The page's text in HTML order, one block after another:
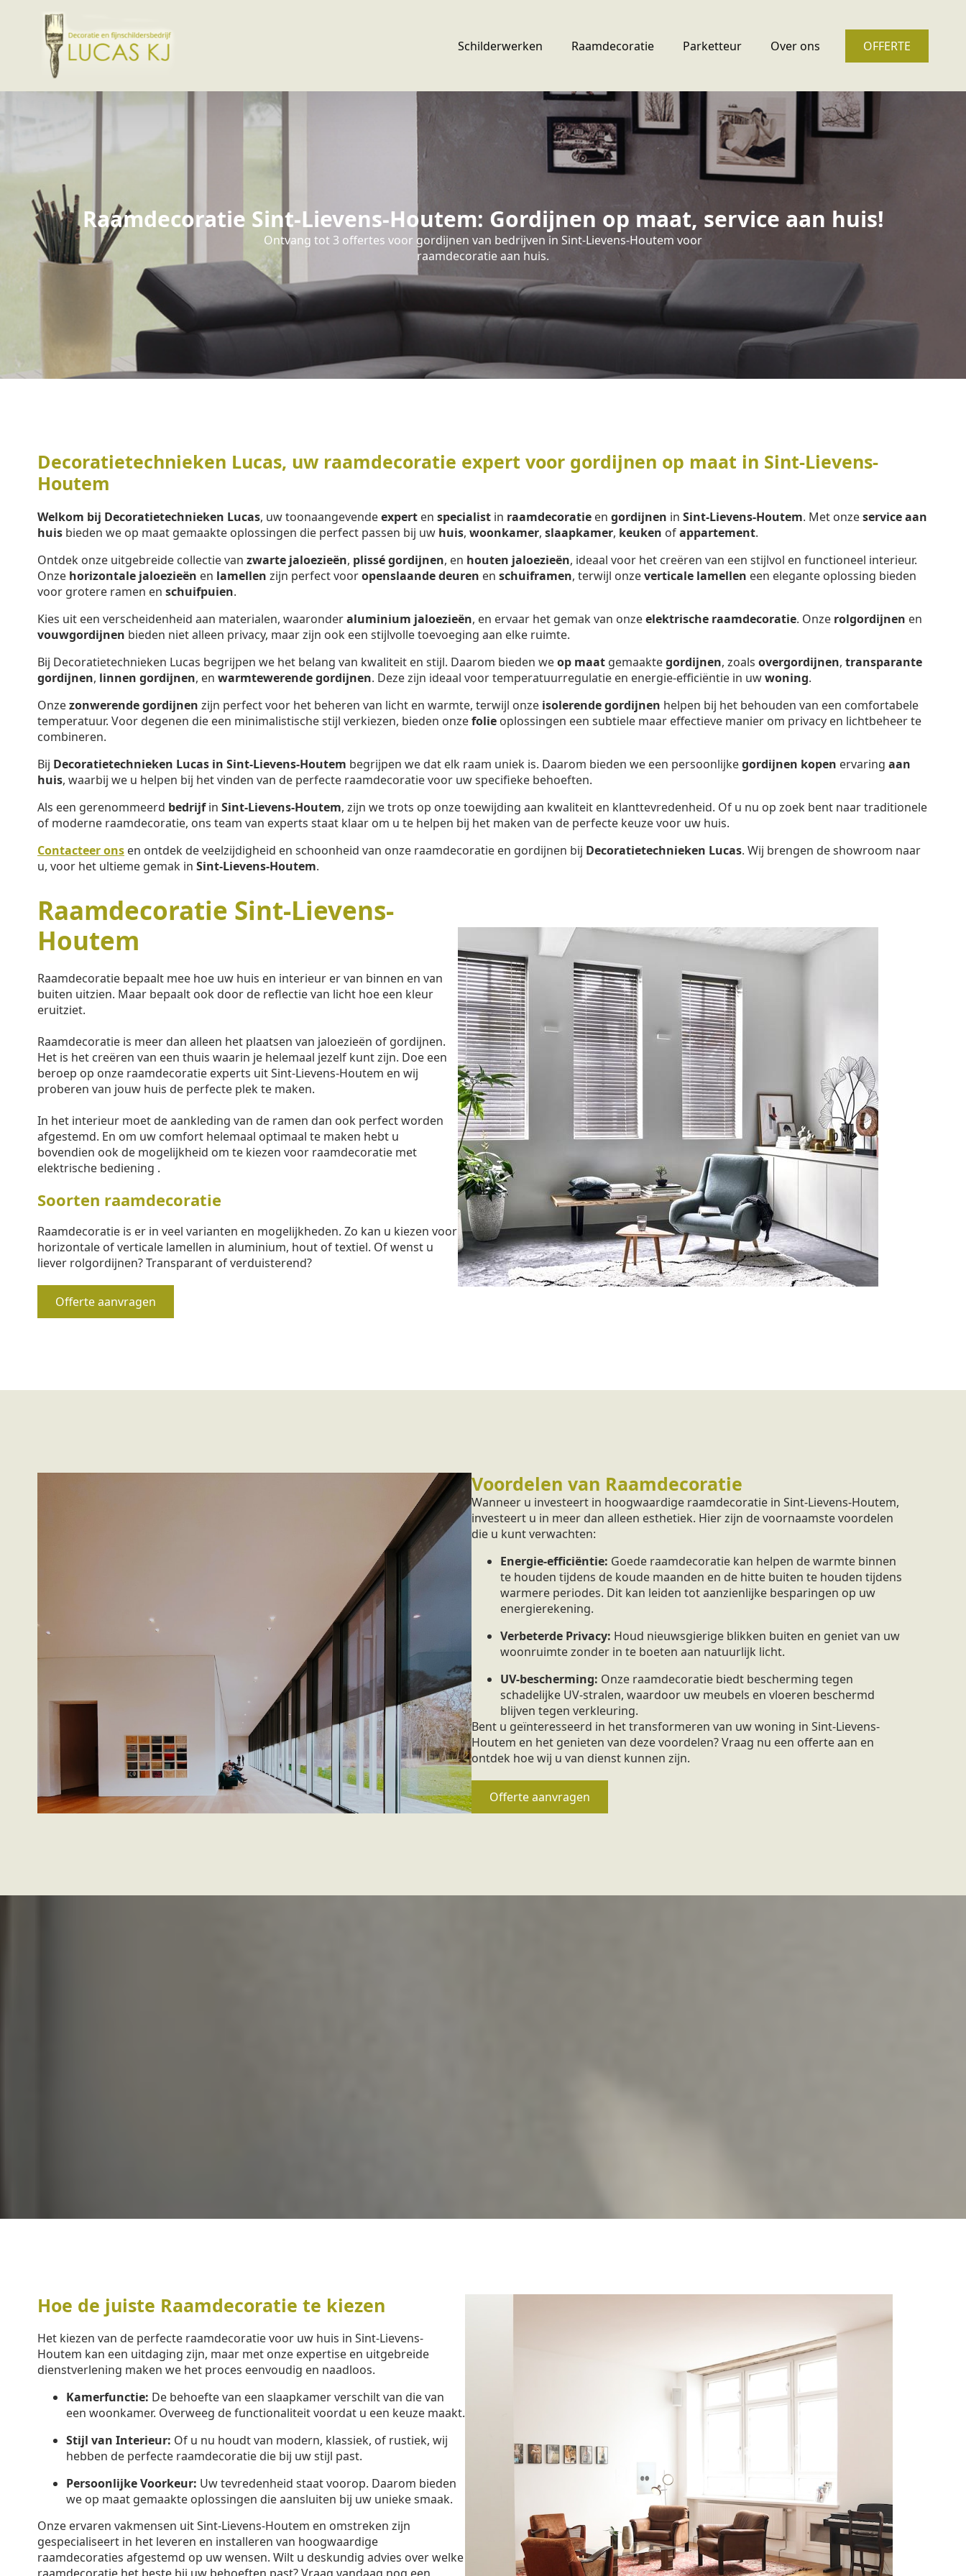
Schilderwerken Raamdecoratie Parketteur Over ons OFFERTE
Raamdecoratie Sint-Lievens-Houtem: Gordijnen op maat, service aan huis!
Ontvang tot 3 offertes voor gordijnen van bedrijven in Sint-Lievens-Houtem voor
raamdecoratie aan huis.
Decoratietechnieken Lucas, uw raamdecoratie expert voor gordijnen op maat in Sint-Lievens-
Houtem
Welkom bij Decoratietechnieken Lucas, uw toonaangevendeexpert en specialist in raamdecoratie en gordijnen in Sint-Lievens-Houtem. Met onzeservice aan
huis bieden we op maat gemaakte oplossingen die perfect passen bij uw huis, woonkamer, slaapkamer, keuken ofappartement.
Ontdek onze uitgebreide collectie van zwarte jaloezieën, plissé gordijnen, en houten jaloezieën, ideaal voor het creëren van een stijlvol en functioneel interieur.
Onze horizontale jaloezieën en lamellen zijn perfect vooropenslaande deuren en schuiframen, terwijl onzeverticale lamellen een elegante oplossing bieden
voor grotere ramen en schuifpuien.
Kies uit een verscheidenheid aan materialen, waaronderaluminium jaloezieën, en ervaar het gemak van onzeelektrische raamdecoratie. Onze rolgordijnen en
vouwgordijnen bieden niet alleen privacy, maar zijn ook een stijlvolle toevoeging aan elke ruimte.
Bij Decoratietechnieken Lucas begrijpen we het belang van kwaliteit en stijl. Daarom bieden weop maat gemaaktegordijnen, zoals overgordijnen, transparante
gordijnen, linnen gordijnen, en warmtewerende gordijnen. Deze zijn ideaal voor temperatuurregulatie en energie-efficiëntie in uwwoning.
Onzezonwerende gordijnen zijn perfect voor het beheren van licht en warmte, terwijl onze isolerende gordijnen helpen bij het behouden van een comfortabele
temperatuur. Voor degenen die een minimalistische stijl verkiezen, bieden onzefolie oplossingen een subtiele maar effectieve manier om privacy en lichtbeheer te
combineren.
Bij Decoratietechnieken Lucas in Sint-Lievens-Houtem begrijpen we dat elk raam uniek is. Daarom bieden we een persoonlijkegordijnen kopen ervaring aan
huis, waarbij we u helpen bij het vinden van de perfecte raamdecoratie voor uw specifieke behoeften.
Als een gerenommeerd bedrijfin Sint-Lievens-Houtem, zijn we trots op onze toewijding aan kwaliteit en klanttevredenheid. Of u nu op zoek bent naar traditionele
of moderne raamdecoratie, ons team van experts staat klaar om u te helpen bij het maken van de perfecte keuze voor uw huis.
Contacteer ons en ontdek de veelzijdigheid en schoonheid van onze raamdecoratie en gordijnen bij Decoratietechnieken Lucas. Wij brengen de showroom naar
u, voor het ultieme gemak in Sint-Lievens-Houtem.
Raamdecoratie Sint-Lievens-
Houtem
Raamdecoratie bepaalt mee hoe uw huis en interieur er van binnen en van
buiten uitzien. Maar bepaalt ook door de reflectie van licht hoe een kleur
eruitziet.
Raamdecoratie is meer dan alleen het plaatsen van jaloezieën of gordijnen.
Het is het creëren van een thuis waarin je helemaal jezelf kunt zijn. Doe een
beroep op onze raamdecoratie experts uit Sint-Lievens-Houtem en wij
proberen van jouw huis de perfecte plek te maken.
In het interieur moet de aankleding van de ramen dan ook perfect worden
afgestemd. En om uw comfort helemaal optimaal te maken hebt u
bovendien ook de mogelijkheid om te kiezen voor raamdecoratie met
elektrische bediening .
Soorten raamdecoratie
Raamdecoratie is er in veel varianten en mogelijkheden. Zo kan u kiezen voor
horizontale of verticale lamellen in aluminium, hout of textiel. Of wenst u
liever rolgordijnen? Transparant of verduisterend?
Offerte aanvragen
Voordelen van Raamdecoratie
Wanneer u investeert in hoogwaardige raamdecoratie in Sint-Lievens-Houtem,
investeert u in meer dan alleen esthetiek. Hier zijn de voornaamste voordelen
die u kunt verwachten:
Energie-efficiëntie: Goede raamdecoratie kan helpen de warmte binnen
te houden tijdens de koude maanden en de hitte buiten te houden tijdens
warmere periodes. Dit kan leiden tot aanzienlijke besparingen op uw
energierekening.
Verbeterde Privacy: Houd nieuwsgierige blikken buiten en geniet van uw
woonruimte zonder in te boeten aan natuurlijk licht.
UV-bescherming: Onze raamdecoratie biedt bescherming tegen
schadelijke UV-stralen, waardoor uw meubels en vloeren beschermd
blijven tegen verkleuring.
Bent u geïnteresseerd in het transformeren van uw woning in Sint-Lievens-
Houtem en het genieten van deze voordelen? Vraag nu een offerte aan en
ontdek hoe wij u van dienst kunnen zijn.
Offerte aanvragen
Hoe de juiste Raamdecoratie te kiezen
Het kiezen van de perfecte raamdecoratie voor uw huis in Sint-Lievens-
Houtem kan een uitdaging zijn, maar met onze expertise en uitgebreide
dienstverlening maken we het proces eenvoudig en naadloos.
Kamerfunctie: De behoefte van een slaapkamer verschilt van die van
een woonkamer. Overweeg de functionaliteit voordat u een keuze maakt.
Stijl van Interieur: Of u nu houdt van modern, klassiek, of rustiek, wij
hebben de perfecte raamdecoratie die bij uw stijl past.
Persoonlijke Voorkeur: Uw tevredenheid staat voorop. Daarom bieden
we op maat gemaakte oplossingen die aansluiten bij uw unieke smaak.
Onze ervaren vakmensen uit Sint-Lievens-Houtem en omstreken zijn
gespecialiseert in het leveren en installeren van hoogwaardige
raamdecoraties afgestemd op uw wensen. Wilt u deskundig advies over welke